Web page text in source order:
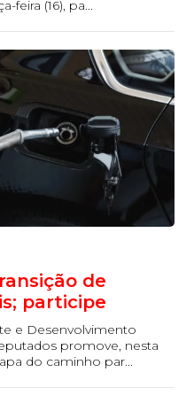
feira (16), pa...
de
participe
e Desenvolvimento
promove, nesta
do caminho par...